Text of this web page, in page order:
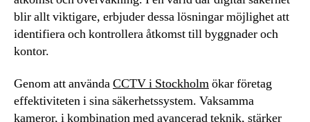
blir allt viktigare, erbjuder dessa lösningar möjlighet att
identifiera och kontrollera åtkomst till byggnader och
kontor.
Genom att användaCCTV i Stockholmökar företag
effektiviteten i sina säkerhetssystem. Vaksamma
kameror, i kombination med avancerad teknik, stärker